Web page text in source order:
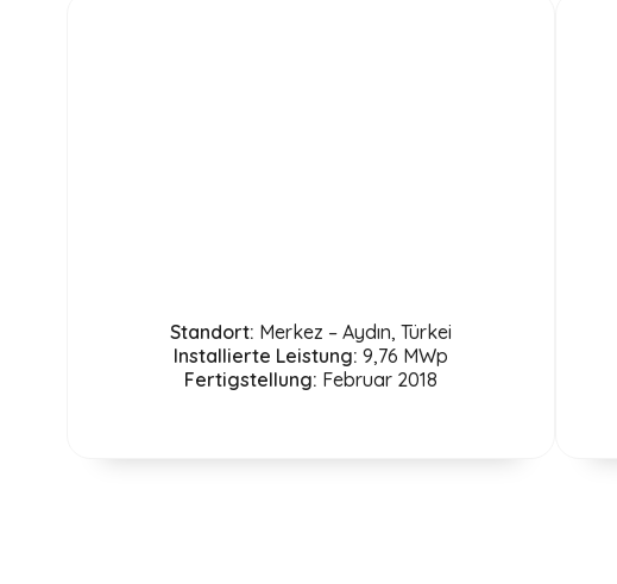
Standort: Merkez – Aydın, Türkei
Installierte Leistung: 9,76 MWp
Fertigstellung: Februar 2018